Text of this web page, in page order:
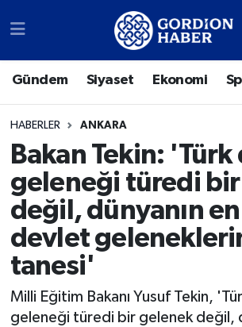
Gündem Siyaset Ekonomi
HABERLER ANKARA
Bakan Tekin:
geleneği türedi
değil, dünyanın
devlet
tanesi'
Milli Eğitim Bakanı Yusuf Tekin,
geleneği türedi bir gelenek değil,
Sosyal Medya Hesaplarımız
Siyaset
Ekonomi
Spor
Kültür Sanat
Türk Dünyası
Ankara Nöbetçi Eczaneler
Ankara Trafik Yoğunluk Haritası
Süper Lig Puan Durumu ve
Tüm Manşetler
Son Dakika Haberleri
Haber Arşivi